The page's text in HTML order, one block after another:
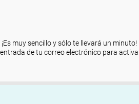
muy sencillo y sólo te llevará un
de tu correo electrónico para